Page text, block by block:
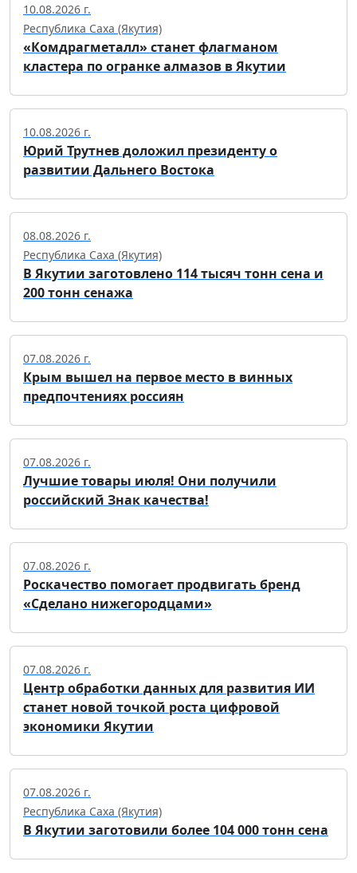
10.08.2026 г.
Республика Саха (Якутия)
«Комдрагметалл» станет флагманом
кластера по огранке алмазов в Якутии
10.08.2026 г.
Юрий Трутнев доложил президенту о
развитии Дальнего Востока
08.08.2026 г.
Республика Саха (Якутия)
В Якутии заготовлено 114 тысяч тонн сена и
200 тонн сенажа
07.08.2026 г.
Крым вышел на первое место в винных
предпочтениях россиян
07.08.2026 г.
Лучшие товары июля! Они получили
российский Знак качества!
07.08.2026 г.
Роскачество помогает продвигать бренд
«Сделано нижегородцами»
07.08.2026 г.
Центр обработки данных для развития ИИ
станет новой точкой роста цифровой
экономики Якутии
07.08.2026 г.
Республика Саха (Якутия)
В Якутии заготовили более 104 000 тонн сена